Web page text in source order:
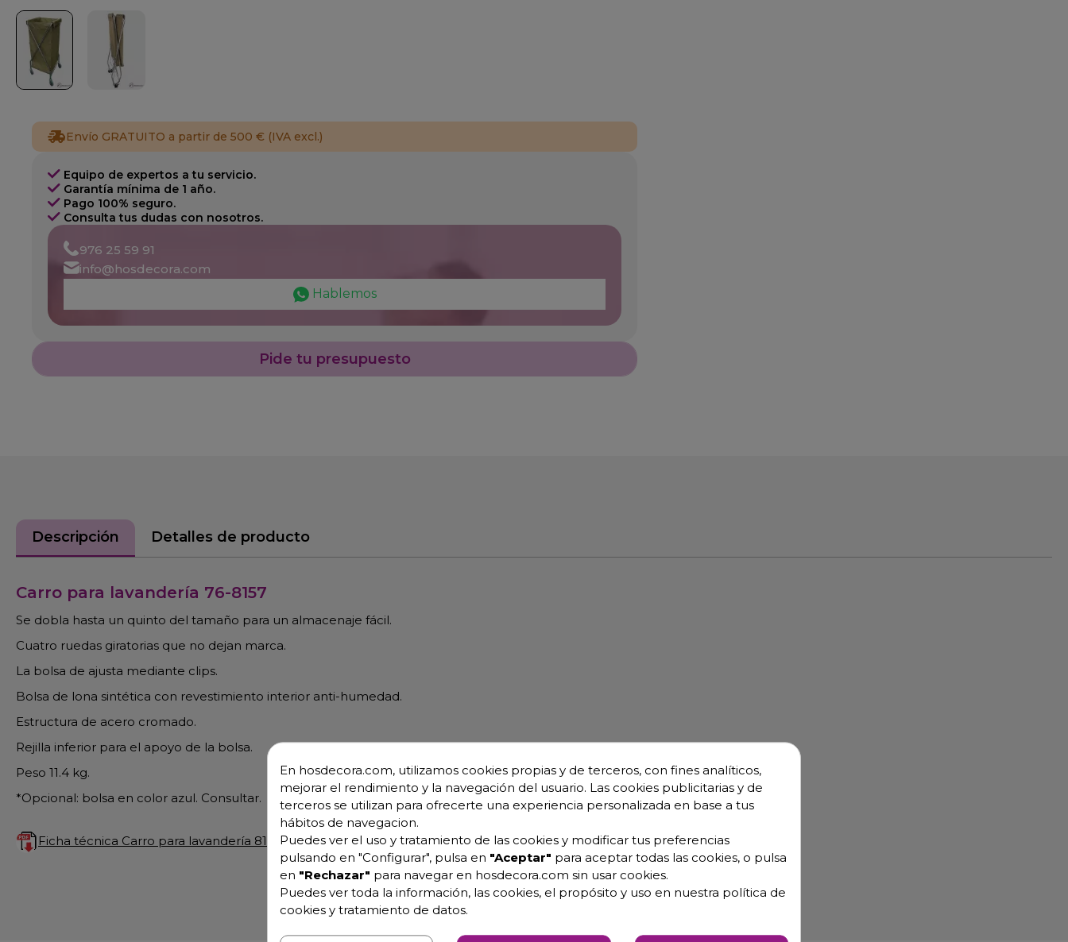
Envío GRATUITO a partir de 500 € (IVA excl.)
Equipo de expertos a tu servicio.
Garantía mínima de 1 año.
Pago 100% seguro.
Consulta tus dudas con nosotros.
976 25 59 91
info@hosdecora.com
Hablemos
Pide tu presupuesto
Descripción Detalles de producto
Carro para lavandería 76-8157
Se dobla hasta un quinto del tamaño para un almacenaje fácil.
Cuatro ruedas giratorias que no dejan marca.
La bolsa de ajusta mediante clips.
Bolsa de lona sintética con revestimiento interior anti-humedad.
Estructura de acero cromado.
Rejilla inferior para el apoyo de la bolsa.
Peso 11.4 kg.
*Opcional: bolsa en color azul. Consultar.
Ficha técnica Carro para lavandería 8157
En hosdecora.com, utilizamos cookies propias y de terceros, con fines analíticos,
mejorar el rendimiento y la navegación del usuario. Las cookies publicitarias y de
terceros se utilizan para ofrecerte una experiencia personalizada en base a tus
hábitos de navegacion.
Puedes ver el uso y tratamiento de las cookies y modificar tus preferencias
pulsando en "Configurar", pulsa en "Aceptar" para aceptar todas las cookies, o pulsa
en "Rechazar" para navegar en hosdecora.com sin usar cookies.
Puedes ver toda la información, las cookies, el propósito y uso en nuestra política de
cookies y tratamiento de datos.